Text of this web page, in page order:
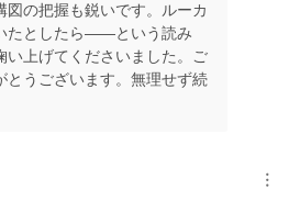
図の把握も鋭いです。ルーカ
たとしたら——という読み
い上げてくださいました。ご
とうございます。無理せず続
︙